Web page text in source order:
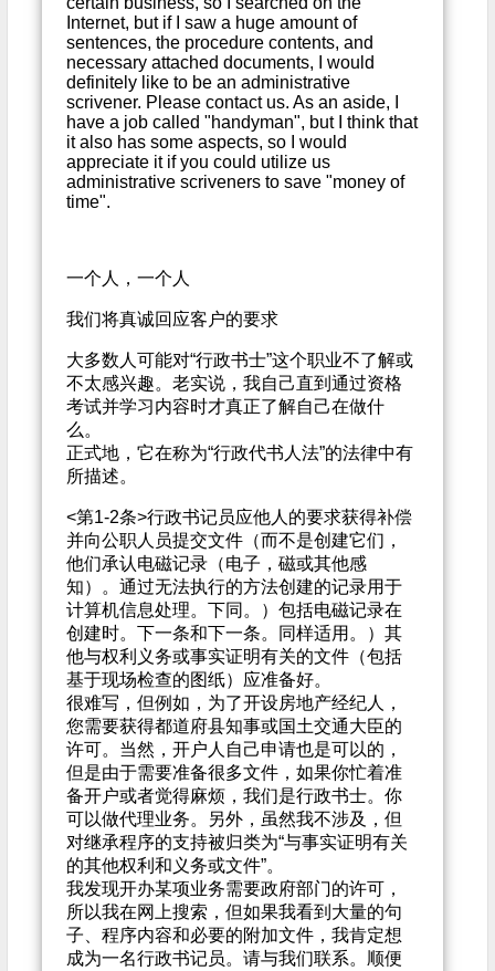
Internet, but if I saw a huge amount of
sentences, the procedure contents, and
necessary attached documents, I would
definitely like to be an administrative
scrivener. Please contact us. As an aside, I
have a job called "handyman", but I think that
it also has some aspects, so I would
appreciate it if you could utilize us
administrative scriveners to save "money of
time".
一个人，一个人
我们将真诚回应客户的要求
大多数人可能对“行政书士”这个职业不了解或
不太感兴趣。老实说，我自己直到通过资格
考试并学习内容时才真正了解自己在做什
么。
正式地，它在称为“行政代书人法”的法律中有
所描述。
<第1-2条>行政书记员应他人的要求获得补偿
并向公职人员提交文件（而不是创建它们，
他们承认电磁记录（电子，磁或其他感
知）。通过无法执行的方法创建的记录用于
计算机信息处理。下同。）包括电磁记录在
创建时。下一条和下一条。同样适用。）其
他与权利义务或事实证明​​有关的文件（包括
基于现场检查的图纸）应准备好。
很难写，但例如，为了开设房地产经纪人，
您需要获得都道府县知事或国土交通大臣的
许可。当然，开户人自己申请也是可以的，
但是由于需要准备很多文件，如果你忙着准
备开户或者觉得麻烦，我们是行政书士。你
可以做代理业务。另外，虽然我不涉及，但
对继承程序的支持被归类为“与事实证明有关
的其他权利和义务或文件”。
我发现开办某项业务需要政府部门的许可，
所以我在网上搜索，但如果我看到大量的句
子、程序内容和必要的附加文件，我肯定想
成为一名行政书记员。请与我们联系。顺便